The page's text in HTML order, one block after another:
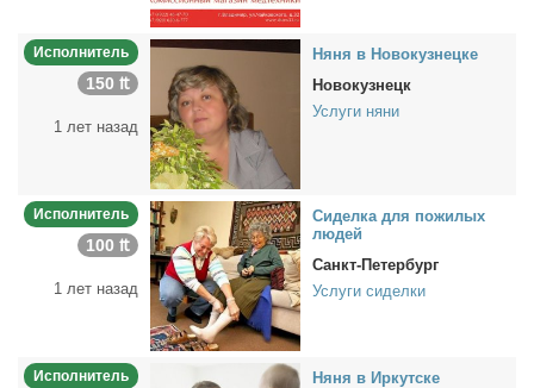
Исполнитель
150 ₶
1 лет назад
Ня­ня в Но­во­куз­нец­ке
Новокузнецк
Услуги няни
Исполнитель
100 ₶
1 лет назад
Си­дел­ка для по­жи­лых
лю­дей
Санкт-Петербург
Услуги сиделки
Исполнитель
Ня­ня в Ир­кут­ске